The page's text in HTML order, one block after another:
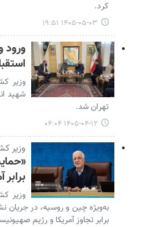
کرد.
۱۴۰۵-۰۵-۰۳ ۱۹:۵۱
ورود
وزیر
شهید
تهران شد.
۱۴۰۵-۰۴-۱۲ ۰۴:۰۴
وزیر
وزیر
به‌ویژه چین و روسیه، در
برابر تجاوز آمریکا و رژیم